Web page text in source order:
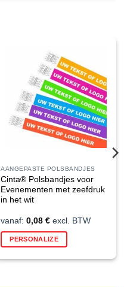
AANGEPASTE POLSBANDJES
Cinta® Polsbandjes voor
Evenementen met zeefdruk
in het wit
vanaf:0,08€ excl. BTW
PERSONALIZE